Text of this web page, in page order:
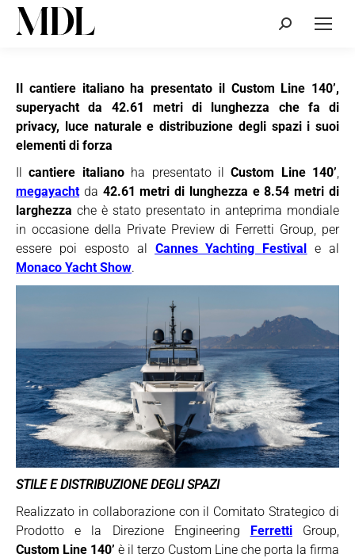
Cerca:
Il cantiere italiano ha presentato il Custom Line 140’,
superyacht da 42.61 metri di lunghezza che fa di
privacy, luce naturale e distribuzione degli spazi i suoi
elementi di forza
Ilcantiere italianoha presentato ilCustom Line 140’,
megayachtda 42.61 metri di lunghezza e 8.54 metri di
larghezza che è stato presentato in anteprima mondiale
in occasione della Private Preview di Ferretti Group, per
essere poi esposto al Cannes Yachting Festival e al
Monaco Yacht Show.
STILE E DISTRIBUZIONE DEGLI SPAZI
Realizzato in collaborazione con il Comitato Strategico di
Prodotto e la Direzione Engineering FerrettiGroup,
Custom Line 140’ è il terzo Custom Line che porta la firma